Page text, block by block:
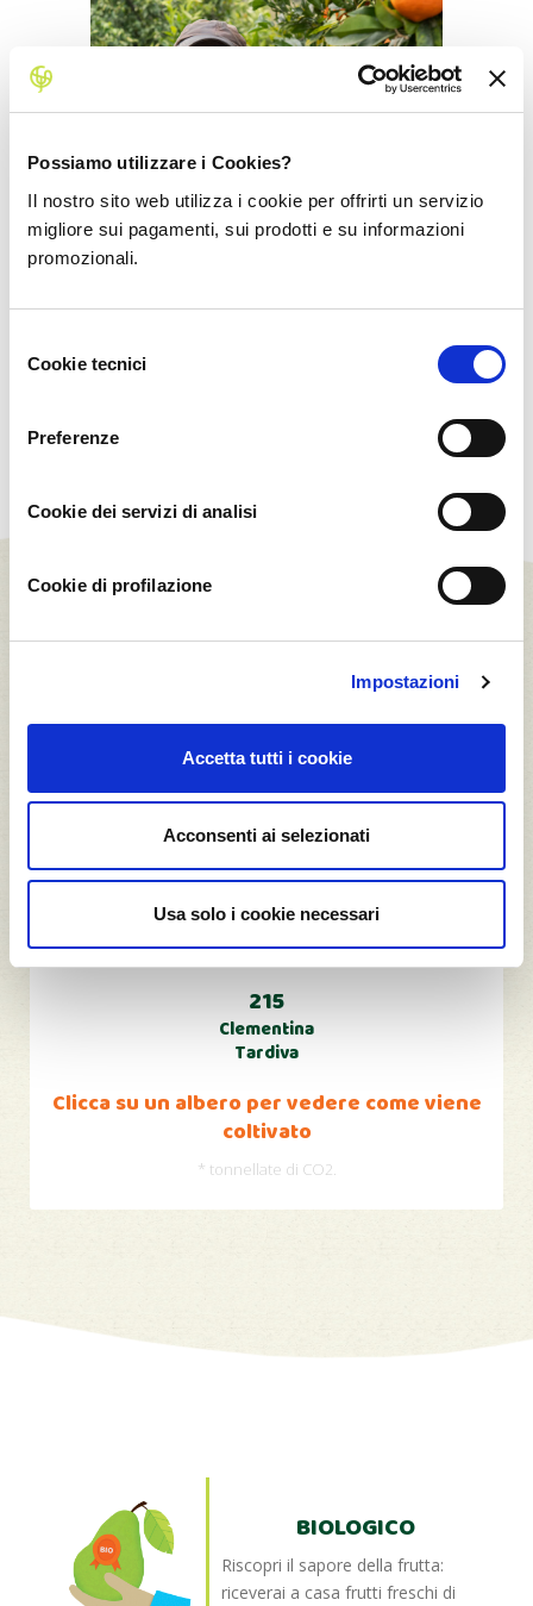
Possiamo utilizzare i Cookies?
Il nostro sito web utilizza i cookie per offrirti un servizio
migliore sui pagamenti, sui prodotti e su informazioni
promozionali.
delCookie tecnici
Preferenze
Cookie dei servizi di analisi
Cookie di profilazione
Impostazioni
Accetta tutti i cookie
Acconsenti ai selezionati
Usa solo i cookie necessari
Paolo Maria Lamenza
Corigliano-Rossano, Calabria
Il Frutteto #GOGREEN
13,97
t CO2*
215
Clementina
Tardiva
Clicca su un albero per vedere come viene
coltivato
* tonnellate di CO2.
BIOLOGICO
Riscopri il sapore della frutta:
riceverai a casa frutti freschi di